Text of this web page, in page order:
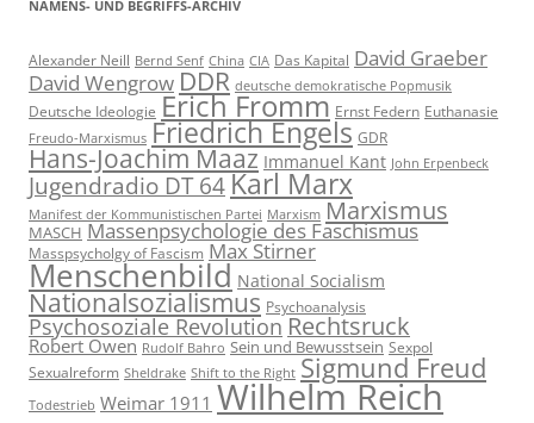
NAMENS- UND BEGRIFFS-ARCHIV
Alexander Neill Bernd Senf China CIA Das Kapital David Graeber
David Wengrow DDR deutsche demokratische Popmusik
Deutsche Ideologie Erich Fromm Ernst Federn Euthanasie
Freudo-Marxismus Friedrich Engels GDR
Hans-Joachim Maaz Immanuel Kant John Erpenbeck
Jugendradio DT 64Karl Marx
Manifest der Kommunistischen Partei Marxism Marxismus
MASCH Massenpsychologie des Faschismus
Masspsycholgy of Fascism Max Stirner
Menschenbild National Socialism
Nationalsozialismus Psychoanalysis
Psychosoziale Revolution Rechtsruck
Robert Owen Rudolf Bahro Sein und Bewusstsein Sexpol
Sexualreform Sheldrake Shift to the Right Sigmund Freud
Todestrieb Weimar 1911 Wilhelm Reich